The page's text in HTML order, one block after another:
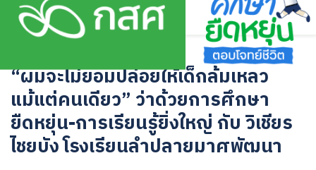
Skip
“ผมจะไม่ยอมปล่อยให้เด็กล้มเหลว
แม้แต่คนเดียว” ว่าด้วยการศึกษา
ยืดหยุ่น-การเรียนรู้ยิ่งใหญ่ กับ วิเชียร
ไชยบัง โรงเรียนลำปลายมาศพัฒนา